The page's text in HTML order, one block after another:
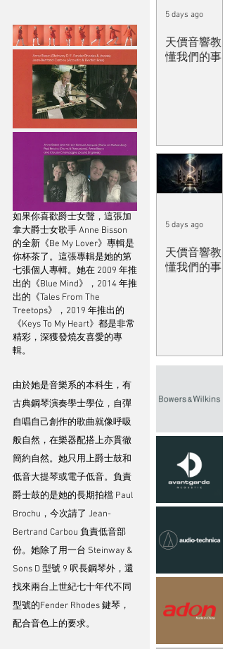
如果你喜歡爵士女聲，這張加
拿大爵士女歌手 Anne Bisson
的全新《Be My Lover》專輯是
你杯茶了。這張專輯是她的第
七張個人專輯。她在 2009 年推
出的《Blue Mind》，2014 年推
出的《Tales From The
Treetops》，2019 年推出的
《Keys To My Heart》都是非常
精彩，深獲發燒友喜愛的專
輯。
由於她是音樂系的本科生，有
古典鋼琴演奏學士學位，自彈
自唱自己創作的歌曲就像呼吸
般自然，在樂器配搭上亦貫徹
簡約自然。她只用上爵士鼓和
低音大提琴或電子低音。負責
爵士鼓的是她的長期拍檔 Paul
Brochu，今次請了 Jean-
Bertrand Carbou 負責低音部
份。她除了用一台 Steinway &
Sons D 型號 9 呎長鋼琴外，還
找來兩台上世紀七十年代不同
型號的Fender Rhodes 鍵琴，
配合音色上的要求。
天價音響教
懂我們的事
5 days ago
天價音響教
懂我們的事
5 days ago